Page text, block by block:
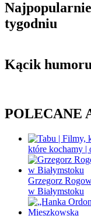
tygodniu
Kącik humoru
POLECANE
które kochamy |
Grzegorz
w Białymstoku